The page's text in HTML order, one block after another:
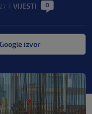
VIJESTI 0
izvor